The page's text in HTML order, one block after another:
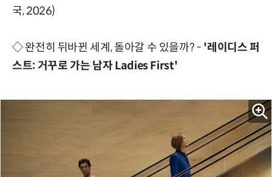
국, 2026)
◇ 완전히 뒤바뀐 세계, 돌아갈 수 있을까? - '레이디스 퍼
스트: 거꾸로 가는 남자 Ladies First'